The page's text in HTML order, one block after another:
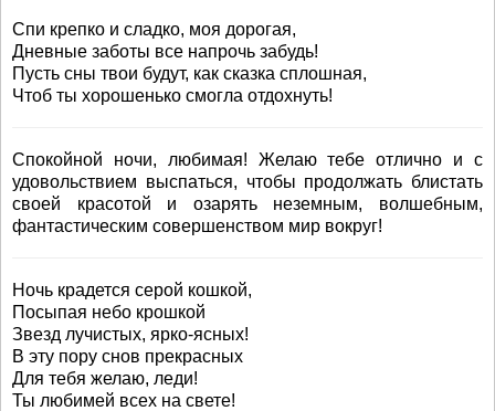
Спи крепко и сладко, моя дорогая,
Дневные заботы все напрочь забудь!
Пусть сны твои будут, как сказка сплошная,
Чтоб ты хорошенько смогла отдохнуть!
Спокойной ночи, любимая! Желаю тебе отлично и с
удовольствием выспаться, чтобы продолжать блистать
своей красотой и озарять неземным, волшебным,
фантастическим совершенством мир вокруг!
Ночь крадется серой кошкой,
Посыпая небо крошкой
Звезд лучистых, ярко-ясных!
В эту пору снов прекрасных
Для тебя желаю, леди!
Ты любимей всех на свете!